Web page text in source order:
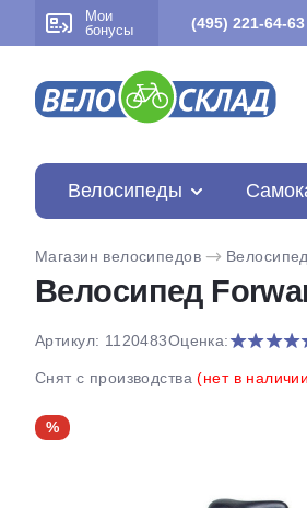
Мои
бонусы
(495) 221-64-63
Велосипеды
Магазин велосипедов
Велосипед
Артикул: 1120483Оценка:
Снят с производства(нет в
%